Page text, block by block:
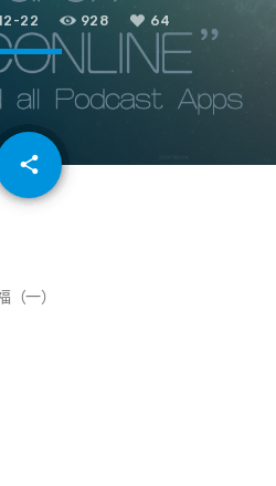
22 928 64
share
email
一）